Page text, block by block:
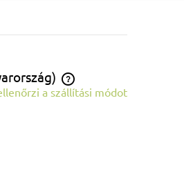
a szállítási módot